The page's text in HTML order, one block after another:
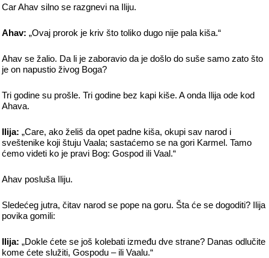
Car Ahav silno se razgnevi na Iliju.
Ahav: „Ovaj prorok je kriv što toliko dugo nije pala kiša.“
Ahav se žalio. Da li je zaboravio da je došlo do suše samo zato što
je on napustio živog Boga?
Tri godine su prošle. Tri godine bez kapi kiše. A onda Ilija ode kod
Ahava.
Ilija: „Care, ako želiš da opet padne kiša, okupi sav narod i
sveštenike koji štuju Vaala; sastaćemo se na gori Karmel. Tamo
ćemo videti ko je pravi Bog: Gospod ili Vaal.“
Ahav posluša Iliju.
Sledećeg jutra, čitav narod se pope na goru. Šta će se dogoditi? Ilija
povika gomili:
Ilija: „Dokle ćete se još kolebati između dve strane? Danas odlučite
kome ćete služiti, Gospodu – ili Vaalu.“